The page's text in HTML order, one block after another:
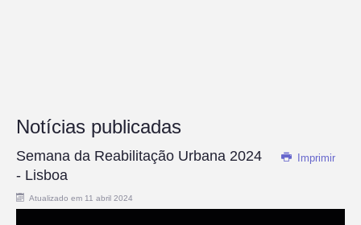
Notícias publicadas
Imprimir
Semana da Reabilitação Urbana 2024
- Lisboa
Atualizado em 11 abril 2024